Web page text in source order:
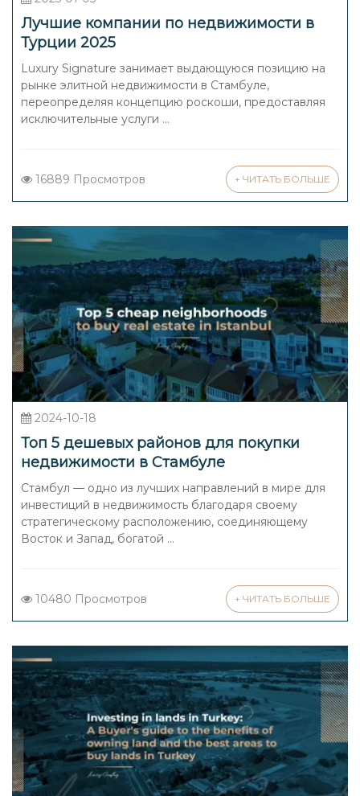
Лучшие компании по недвижимости в
Турции 2025
Luxury Signature занимает выдающуюся позицию на
рынке элитной недвижимости в Стамбуле,
переопределяя концепцию роскоши, предоставляя
исключительные услуги ...
16889 Просмотров + ЧИТАТЬ БОЛЬШЕ
2024-10-18
Топ 5 дешевых районов для покупки
недвижимости в Стамбуле
Стамбул — одно из лучших направлений в мире для
инвестиций в недвижимость благодаря своему
стратегическому расположению, соединяющему
Восток и Запад, богатой ...
10480 Просмотров + ЧИТАТЬ БОЛЬШЕ